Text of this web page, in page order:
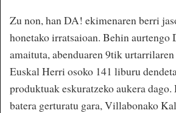
Zu non, han DA! ekimenaren berri
honetako irratsaioan. Behin aurtengo
amaituta, abenduaren 9tik
Euskal Herri osoko 141 liburu
produktuak eskuratzeko aukera
batera gerturatu gara, Villabonako